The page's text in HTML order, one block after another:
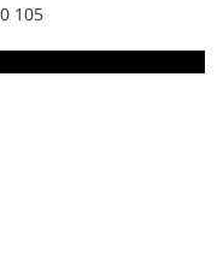
0 105